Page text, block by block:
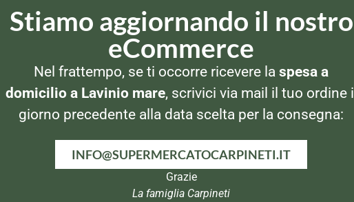
Stiamo aggiornando il nostro
eCommerce
Nel frattempo, se ti occorre ricevere la spesa a
domicilio a Lavinio mare, scrivici via mail il tuo ordine il
giorno precedente alla data scelta per la consegna:
INFO@SUPERMERCATOCARPINETI.IT
Grazie
La famiglia Carpineti